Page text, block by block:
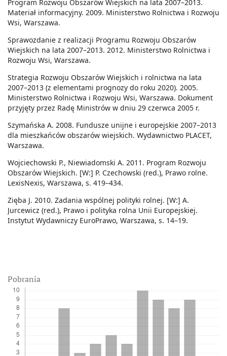
Pobrania
Program Rozwoju Obszarów Wiejskich na lata 2007–2013.
Materiał informacyjny. 2009. Ministerstwo Rolnictwa i Rozwoju
Wsi, Warszawa.
Sprawozdanie z realizacji Programu Rozwoju Obszarów
Wiejskich na lata 2007–2013. 2012. Ministerstwo Rolnictwa i
Rozwoju Wsi, Warszawa.
Strategia Rozwoju Obszarów Wiejskich i rolnictwa na lata
2007–2013 (z elementami prognozy do roku 2020). 2005.
Ministerstwo Rolnictwa i Rozwoju Wsi, Warszawa. Dokument
przyjęty przez Radę Ministrów w dniu 29 czerwca 2005 r.
Szymańska A. 2008. Fundusze unijne i europejskie 2007–2013
dla mieszkańców obszarów wiejskich. Wydawnictwo PLACET,
Warszawa.
Wojciechowski P., Niewiadomski A. 2011. Program Rozwoju
Obszarów Wiejskich. [W:] P. Czechowski (red.), Prawo rolne.
LexisNexis, Warszawa, s. 419–434.
Zięba J. 2010. Zadania wspólnej polityki rolnej. [W:] A.
Jurcewicz (red.), Prawo i polityka rolna Unii Europejskiej.
Instytut Wydawniczy EuroPrawo, Warszawa, s. 14–19.